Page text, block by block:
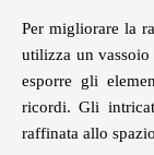
Per migliorare la
utilizza un vassoio
esporre gli
ricordi. Gli
raffinata allo